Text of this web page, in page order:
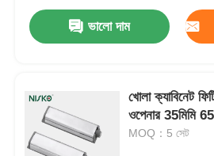
ভালো দাম
খোলা ক্যাবিনেট
ওপেনার 35মিমি
MOQ：5 সেট